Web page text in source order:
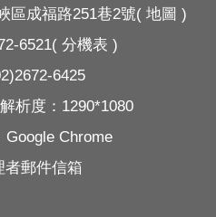
區成福路251巷2號( 地圖 )
6521( 分機表 )
6425
析度：1290*1080
Google Chrome
者郵件信箱